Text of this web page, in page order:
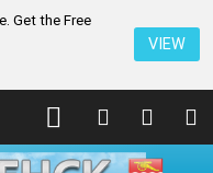
Get the Free
VIEW